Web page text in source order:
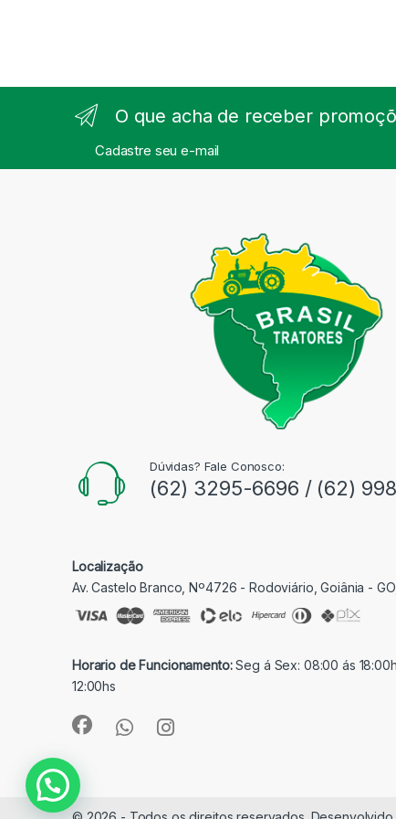
O que acha de receber
Cadastre seu e-mail
Dúvidas? Fale Conosco:
(62) 3295-6696 / (62)
Localização
Av. Castelo Branco, Nº4726 - Rodoviário, Goiânia -
Horario de Funcionamento:Seg á Sex: 08:00 ás
12:00hs